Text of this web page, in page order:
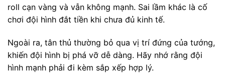
roll cạn vàng và vẫn không mạnh. Sai lầm khác là cố
chơi đội hình đắt tiền khi chưa đủ kinh tế.
Ngoài ra, tân thủ thường bỏ qua vị trí đứng của tướng,
khiến đội hình bị phá vỡ dễ dàng. Hãy nhớ rằng đội
hình mạnh phải đi kèm sắp xếp hợp lý.